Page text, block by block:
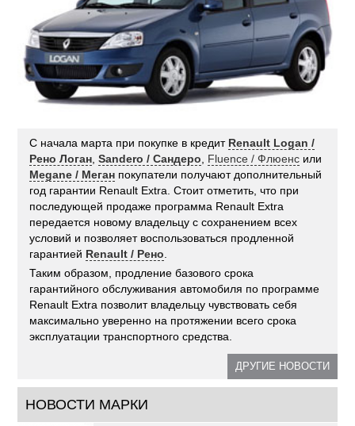
С начала марта при покупке в кредит Renault Logan /
Рено Логан ,Sandero / Сандеро Fluence / Флюенс или
Megane / Меган покупатели получают дополнительный
год гарантии Renault Extra. Стоит отметить, что при
последующей продаже программа Renault Extra
передается новому владельцу с сохранением всех
условий и позволяет воспользоваться продленной
гарантией Renault / Рено
Таким образом, продление базового срока
гарантийного обслуживания автомобиля по программе
Renault Extra позволит владельцу чувствовать себя
максимально уверенно на протяжении всего срока
эксплуатации транспортного средства.
ДРУГИЕ НОВОСТИ
НОВОСТИ МАРКИ